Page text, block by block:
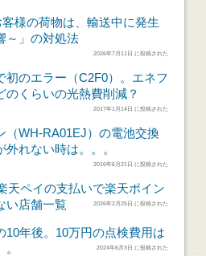
様の荷物は、輸送中に発生
～」の対処法
2026年7月11日 に投稿された
初のエラー（C2F0）。エネフ
のくらいの光熱費削減？
2017年1月14日 に投稿された
（WH-RA01EJ）の電池交換
れない時は。。。
2016年6月21日 に投稿された
天ペイの支払いで楽天ポイン
い店舗一覧
2026年2月25日 に投稿された
10年後。10万円の点検費用は
2024年6月3日 に投稿された